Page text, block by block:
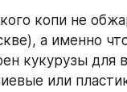
копи не
а именно
кукурузы для
или